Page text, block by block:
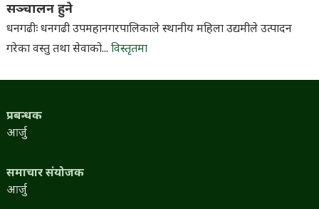
सञ्चालन हुने
धनगढीः धनगढी उपमहानगरपालिकाले स्थानीय महिला उद्यमीले उत्पादन
गरेका वस्तु तथा सेवाको... विस्तृतमा
प्रबन्धक
आर्जु
समाचार संयोजक
आर्जु